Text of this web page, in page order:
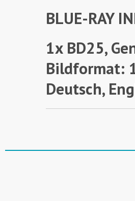
BLUE-RAY
1x BD25,
Bildformat:
Deutsch,